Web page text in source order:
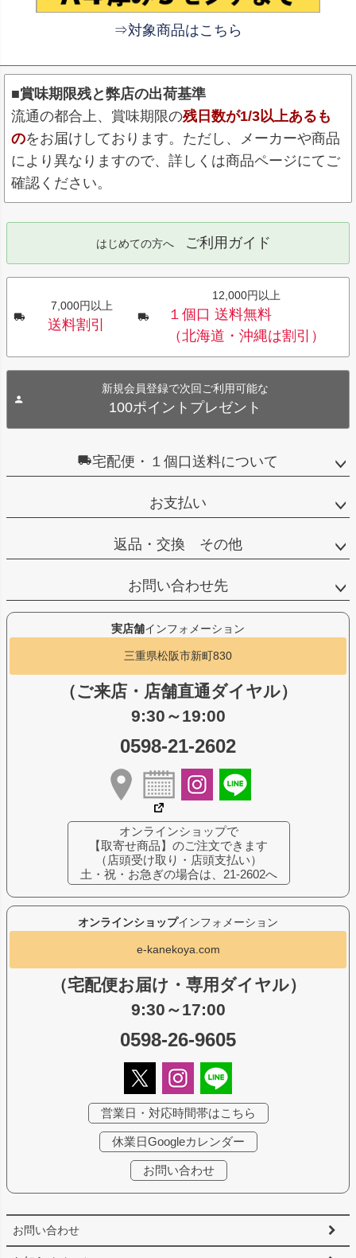
⇒対象商品はこちら
■賞味期限残と弊店の出荷基準
流通の都合上、賞味期限の残日数が1/3以上あるも
のをお届けしております。ただし、メーカーや商品
により異なりますので、詳しくは商品ページにてご
確認ください。
はじめての方へ ご利用ガイド
7,000円以上
送料割引
12,000円以上
１個口 送料無料
（北海道・沖縄は割引）
新規会員登録で次回ご利用可能な
100ポイントプレゼント
宅配便・１個口送料について
お支払い
返品・交換 その他
お問い合わせ先
お問い合わせ
オンラインショップインフォメーション
e-kanekoya.com
（宅配便お届け・専用ダイヤル）
9:30～17:00
0598-26-9605
営業日・対応時間帯はこちら
休業日Googleカレンダー
お問い合わせ
実店舗インフォメーション
三重県松阪市新町830
（ご来店・店舗直通ダイヤル）
9:30～19:00
0598-21-2602
オンラインショップで
【取寄せ商品】のご注文できます
（店頭受け取り・店頭支払い）
土・祝・お急ぎの場合は、21-2602へ